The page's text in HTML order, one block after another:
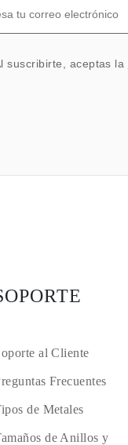
suscribirte, aceptas la
al Cliente
Frecuentes
de Metales
de Anillos y